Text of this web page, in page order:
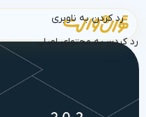
رد کردن به ناوبری
رد کردن به محتوای اصلی